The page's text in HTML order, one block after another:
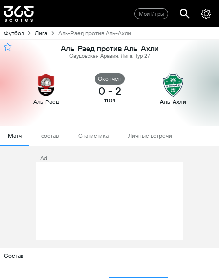
Мои Игры
Футбол Лига Аль-Раед против Аль-Ахли
Аль-Раед против Аль-Ахли
Саудовская Аравия, Лига, Тур 27
Аль-Раед
Oкончен
0 - 2
11.04 Аль-Ахли
Матч состав Статистика Личные встречи
Ad
Состав